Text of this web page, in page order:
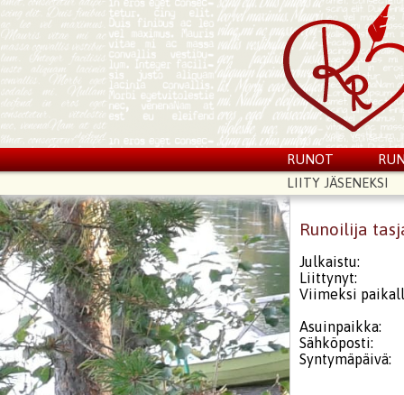
RUNOT
LIITY JÄSENEKSI
Runoilija
Julkaistu:
Liittynyt:
Viimeksi
Asuinpaikka:
Sähköposti:
Syntymäpäivä: